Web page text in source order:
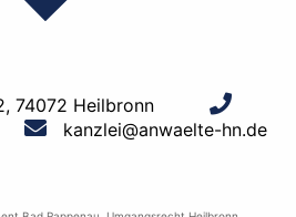
74072 Heilbronn
kanzlei@anwaelte-hn.de